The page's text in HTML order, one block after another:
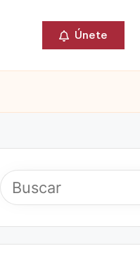
Únete